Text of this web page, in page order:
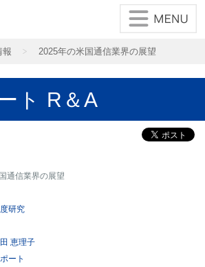
報 2025年の米国通信業界の展望
ト R＆A
通信業界の展望
研究
恵理子
ート